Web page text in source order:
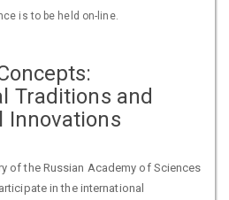
is to be held on-line.
Traditions and
Innovations
of the Russian Academy of Sciences
in the international